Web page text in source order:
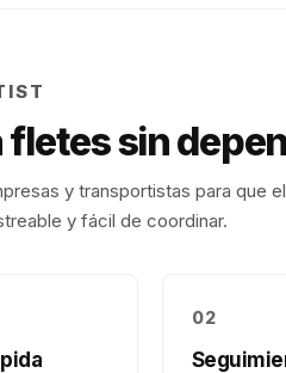
fletes sin
y transportistas para que
y fácil de coordinar.
02